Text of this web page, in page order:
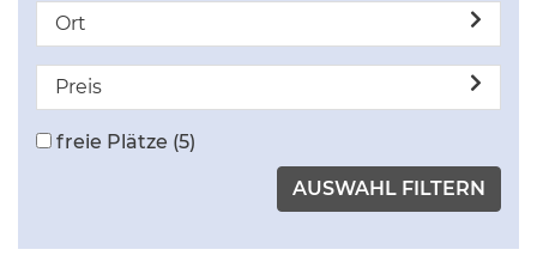
Ort
Preis
freie Plätze (5)